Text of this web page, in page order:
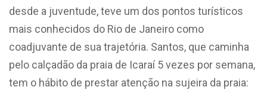
desde a juventude, teve um dos pontos turísticos
mais conhecidos do Rio de Janeiro como
coadjuvante de sua trajetória. Santos, que caminha
pelo calçadão da praia de Icaraí 5 vezes por semana,
tem o hábito de prestar atenção na sujeira da praia: